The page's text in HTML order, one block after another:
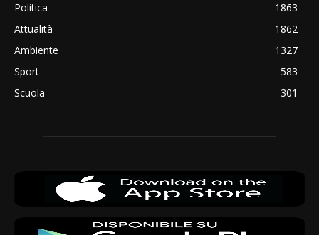
Politica
1863
Attualità
1862
Ambiente
1327
Sport
583
Scuola
301